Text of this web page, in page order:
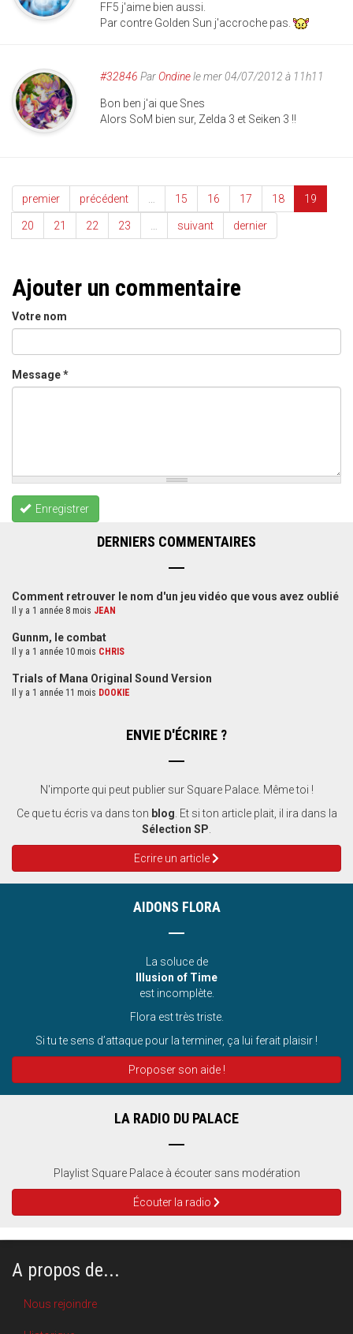
FF5 j'aime bien aussi.
Par contre Golden Sun j'accroche pas.
#32846 ParOndinele mer 04/07/2012 à 11h11
Bon ben j'ai que Snes
Alors SoM bien sur, Zelda 3 et Seiken 3 !!
premier précédent … 15 16 17 18 19
20 21 22 23 … suivant dernier
Ajouter un commentaire
Votre nom
Message*
Enregistrer
DERNIERS COMMENTAIRES
Comment retrouver le nom d'un jeu vidéo que vous avez oublié
Il y a 1 année 8 mois JEAN
Gunnm, le combat
Il y a 1 année 10 mois CHRIS
Trials of Mana Original Sound Version
Il y a 1 année 11 mois DOOKIE
ENVIE D'ÉCRIRE ?
N'importe qui peut publier sur Square Palace. Même toi !
Ce que tu écris va dans ton blog. Et si ton article plait, il ira dans la
Sélection SP.
Ecrire un article
AIDONS FLORA
La soluce de
Illusion of Time
est incomplète.
Flora est très triste.
Si tu te sens d’attaque pour la terminer, ça lui ferait plaisir !
Proposer son aide !
LA RADIO DU PALACE
Playlist Square Palace à écouter sans modération
Écouter la radio
A propos de...
Nous rejoindre